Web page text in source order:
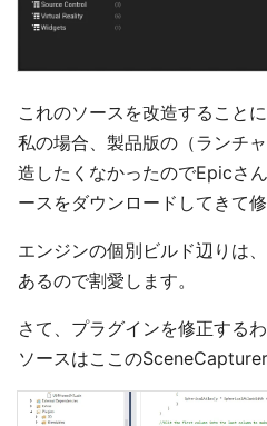
これのソースを改造すること
私の場合、製品版の（ランチ
造したくなかったのでEpicさ
ースをダウンロードしてきて修
エンジンの個別ビルド辺りは
あるので割愛します。
さて、プラグインを修正するわ
ソースはここの